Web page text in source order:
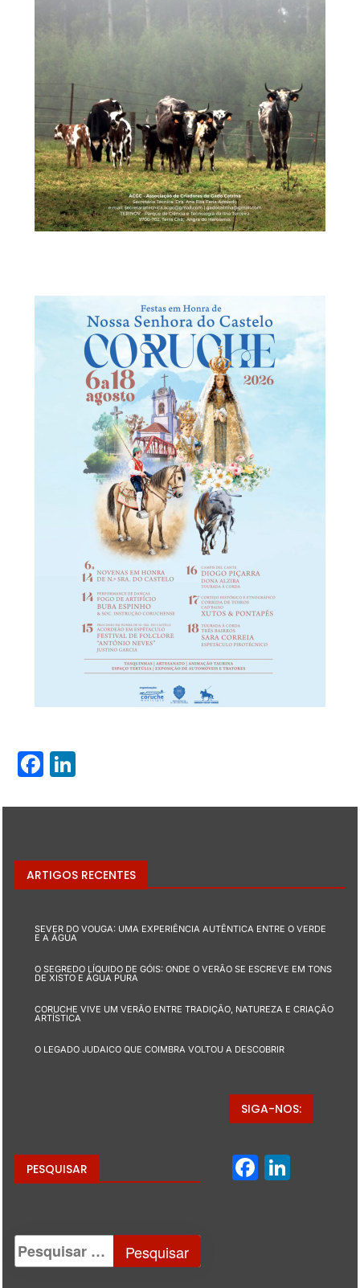
Facebook
ARTIGOS RECENTES
SEVER DO VOUGA: UMA EXPERIÊNCIA AUTÊNTICA ENTRE O VERDE
E A ÁGUA
O SEGREDO LÍQUIDO DE GÓIS: ONDE O VERÃO SE ESCREVE EM TONS
DE XISTO E ÁGUA PURA
CORUCHE VIVE UM VERÃO ENTRE TRADIÇÃO, NATUREZA E CRIAÇÃO
ARTÍSTICA
O LEGADO JUDAICO QUE COIMBRA VOLTOU A DESCOBRIR
PESQUISAR
SIGA-NOS: